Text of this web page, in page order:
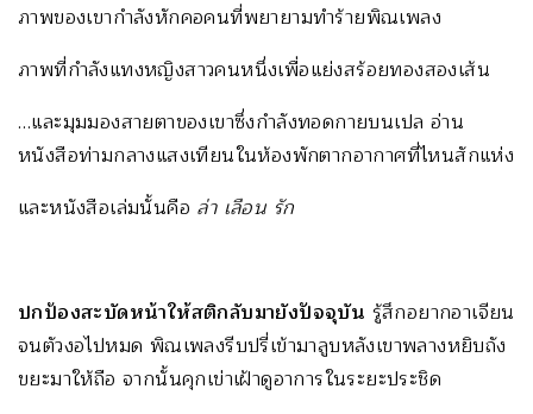
ภาพของเขากำลังหักคอคนที่พยายามทำร้ายพิณเพลง
ภาพที่กำลังแทงหญิงสาวคนหนึ่งเพื่อแย่งสร้อยทองสองเส้น
…และมุมมองสายตาของเขาซึ่งกำลังทอดกายบนเปล อ่าน
หนังสือท่ามกลางแสงเทียนในห้องพักตากอากาศที่ไหนสักแห่ง
และหนังสือเล่มนั้นคือ ล่า เลือน รัก
ปกป้องสะบัดหน้าให้สติกลับมายังปัจจุบัน รู้สึกอยากอาเจียน
จนตัวงอไปหมด พิณเพลงรีบปรี่เข้ามาลูบหลังเขาพลางหยิบถัง
ขยะมาให้ถือ จากนั้นคุกเข่าเฝ้าดูอาการในระยะประชิด